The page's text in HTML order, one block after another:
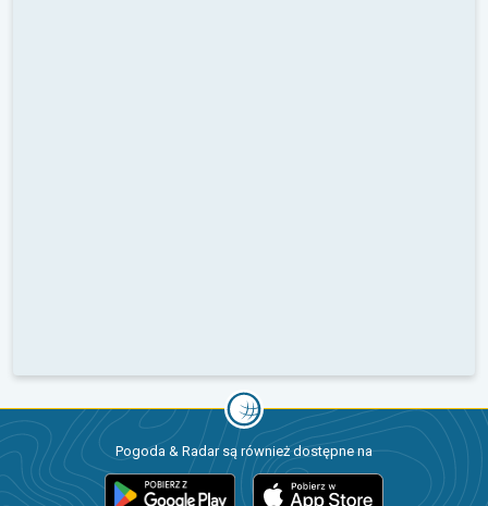
Pogoda & Radar są również dostępne na